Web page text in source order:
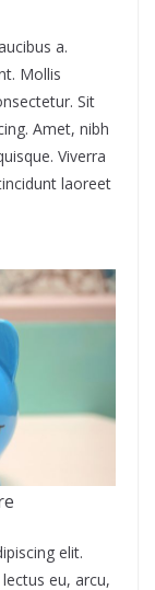
a.
Mollis
Sit
Amet, nibh
Viverra
laoreet
elit.
eu, arcu,